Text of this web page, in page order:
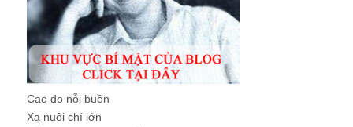
Cao đo nỗi buồn
Xa nuôi chí lớn